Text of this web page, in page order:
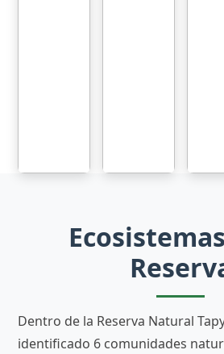
Dentro de la Reserva Natural
identificado 6 comunidades